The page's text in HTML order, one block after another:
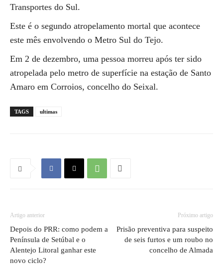
Transportes do Sul.
Este é o segundo atropelamento mortal que acontece
este mês envolvendo o Metro Sul do Tejo.
Em 2 de dezembro, uma pessoa morreu após ter sido
atropelada pelo metro de superfície na estação de Santo
Amaro em Corroios, concelho do Seixal.
TAGS ultimas
Artigo anterior
Depois do PRR: como podem a
Península de Setúbal e o
Alentejo Litoral ganhar este
novo ciclo?
Próximo artigo
Prisão preventiva para suspeito
de seis furtos e um roubo no
concelho de Almada